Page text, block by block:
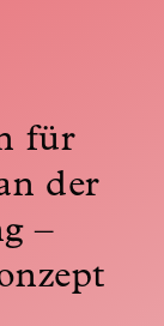
für
der
–